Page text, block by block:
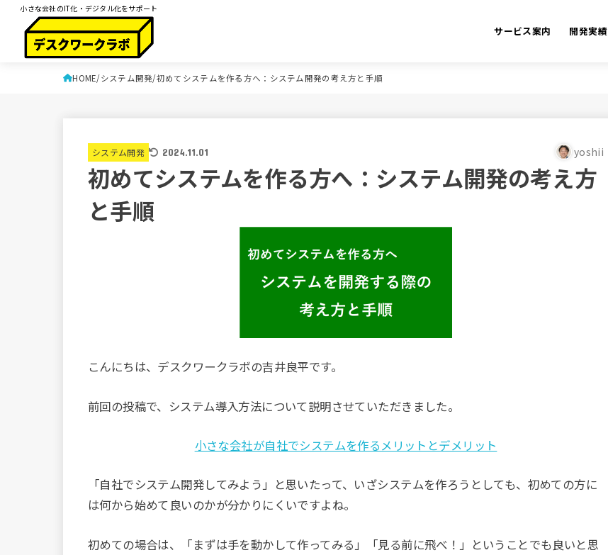
小さな会社のIT化・デジタル化をサポート
サービス案内 開発実績
HOME システム開発 初めてシステムを作る方へ：システム開発の考え方と手順
システム開発 2024.11.01 yoshii
初めてシステムを作る方へ：システム開発の考え方
と手順
こんにちは、デスクワークラボの吉井良平です。
前回の投稿で、システム導入方法について説明させていただきました。
小さな会社が自社でシステムを作るメリットとデメリット
「自社でシステム開発してみよう」と思いたって、いざシステムを作ろうとしても、初めての方に
は何から始めて良いのかが分かりにくいですよね。
初めての場合は、「まずは手を動かして作ってみる」「見る前に飛べ！」ということでも良いと思